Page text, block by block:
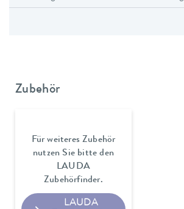
Zubehör
Für weiteres Zubehör
nutzen Sie bitte den
LAUDA
Zubehörfinder.
LAUDA